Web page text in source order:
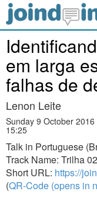
em larga
falhas de
Lenon Leite
Sunday 9 October
15:25
Talk in Portuguese
Track Name: Trilha 02
Short URL: https://
(QR-Code (opens in